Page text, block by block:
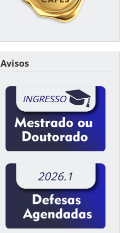
Avisos
INGRESSO
2026.1